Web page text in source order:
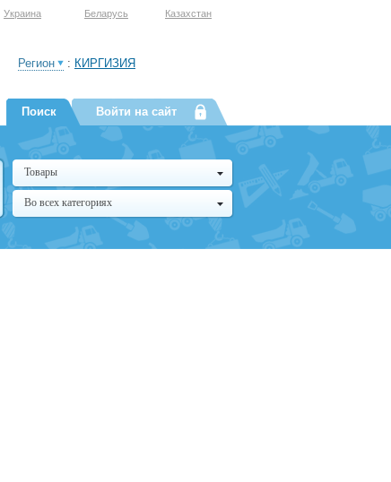
Украина Беларусь Казахстан
Регион : КИРГИЗИЯ
Поиск Войти на сайт
Товары
Во всех категориях